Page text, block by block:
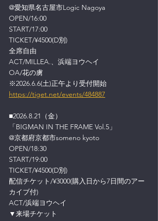
@愛知県名古屋市Logic Nagoya
OPEN/16:00
START/17:00
TICKET/¥4500(D別)
全席自由
ACT/MILLEA.、浜端ヨウヘイ
OA/花の虜
※2026.6.6(土)正午より受付開始
https://tiget.net/events/484887
■2026.8.21（金）
「BIGMAN IN THE FRAME Vol.5」
@京都府京都市someno kyoto
OPEN/18:30
START/19:00
TICKET/¥4500(D別)
配信チケット/¥3000(購入日から7日間のアー
カイブ付)
ACT/浜端ヨウヘイ
▼来場チケット